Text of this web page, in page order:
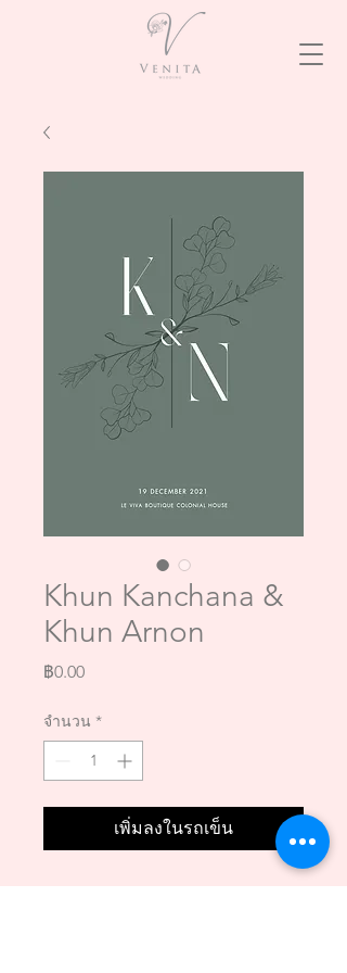
Khun Kanchana &
Khun Arnon
฿0.00ราคา
จำนวน *
เพิ่มลงในรถเข็น